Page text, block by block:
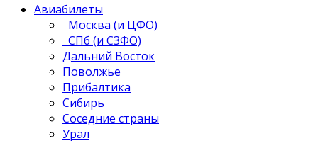
Авиабилеты
Москва (и ЦФО)
СПб (и СЗФО)
Дальний Восток
Поволжье
Прибалтика
Сибирь
Соседние страны
Урал